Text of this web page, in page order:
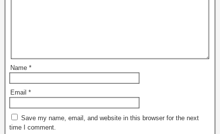
Name *
Email *
Save my name, email, and website in this browser for the next
time I comment.